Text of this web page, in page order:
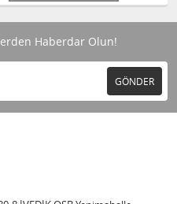
Haberdar Olun!
GÖNDER